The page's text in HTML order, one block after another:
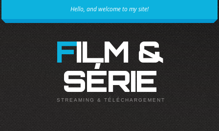
Hello, and welcome to my site!
FILM &
SÉRIE
STREAMING & TÉLÉCHARGEMENT